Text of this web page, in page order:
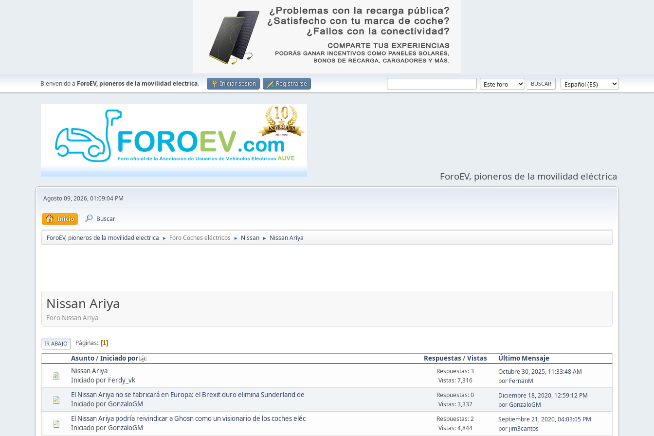
Bienvenido a ForoEV, pioneros de la movilidad electrica. Iniciar sesión Registrarse
ForoEV, pioneros de la movilidad eléctrica
Agosto 09, 2026, 01:09:04 PM
Inicio Buscar
ForoEV, pioneros de la movilidad electrica ► Foro Coches eléctricos ► Nissan ► Nissan Ariya
Nissan Ariya
Foro Nissan Ariya
IR ABAJO Páginas 1
Asunto/Iniciado por Respuestas /Vistas
Último Mensaje
Nissan Ariya
Iniciado por Ferdy_vk
Respuestas: 3
Vistas: 7,316
Octubre 30, 2025, 11:33:48 AM
por FernanM
El Nissan Ariya no se fabricará en Europa: el Brexit duro elimina Sunderland de
Iniciado porGonzaloGM
Respuestas: 0
Vistas: 3,337
Diciembre 18, 2020, 12:59:12 PM
porGonzaloGM
El Nissan Ariya podría reivindicar a Ghosn como un visionario de los coches eléc
Iniciado porGonzaloGM
Respuestas: 2
Vistas: 4,844
Septiembre 21, 2020, 04:03:05 PM
por jim3cantos